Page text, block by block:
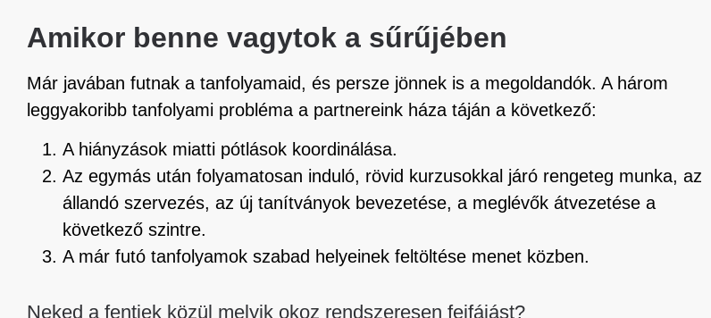
Amikor benne vagytok a sűrűjében
Már javában futnak a tanfolyamaid, és persze jönnek is a megoldandók. A három
leggyakoribb tanfolyami probléma a partnereink háza táján a következő:
A hiányzások miatti pótlások koordinálása.
Az egymás után folyamatosan induló, rövid kurzusokkal járó rengeteg munka, az
állandó szervezés, az új tanítványok bevezetése, a meglévők átvezetése a
következő szintre.
A már futó tanfolyamok szabad helyeinek feltöltése menet közben.
Neked a fentiek közül melyik okoz rendszeresen fejfájást?